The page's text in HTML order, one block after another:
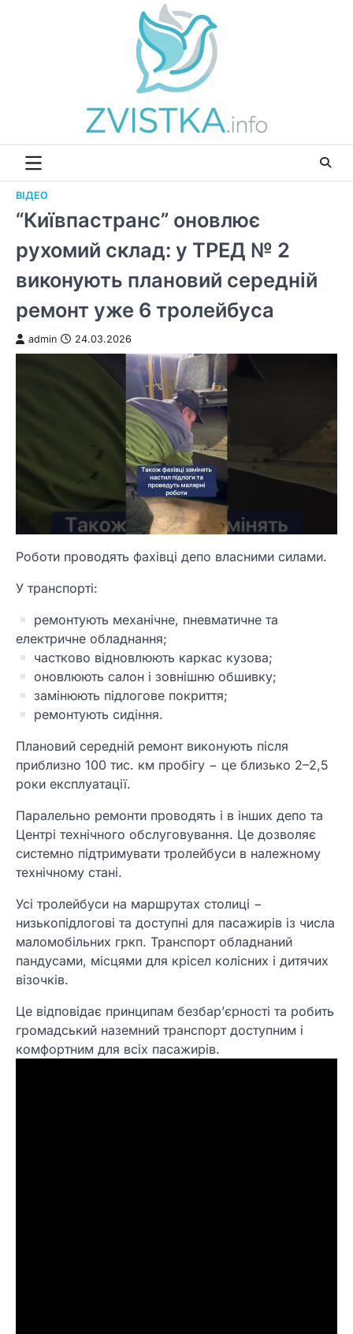
ВІДЕО
“Київпастранс” оновлює
рухомий склад: у ТРЕД № 2
виконують плановий середній
ремонт уже 6 тролейбуса
admin 24.03.2026
Роботи проводять фахівці депо власними силами.
У транспорті:
ремонтують механічне, пневматичне та
електричне обладнання;
частково відновлюють каркас кузова;
оновлюють салон і зовнішню обшивку;
замінюють підлогове покриття;
ремонтують сидіння.
Плановий середній ремонт виконують після
приблизно 100 тис. км пробігу − це близько 2–2,5
роки експлуатації.
Паралельно ремонти проводять і в інших депо та
Центрі технічного обслуговування. Це дозволяє
системно підтримувати тролейбуси в належному
технічному стані.
Усі тролейбуси на маршрутах столиці −
низькопідлогові та доступні для пасажирів із числа
маломобільних гркп. Транспорт обладнаний
пандусами, місцями для крісел колісних і дитячих
візочків.
Це відповідає принципам безбар’єрності та робить
громадський наземний транспорт доступним і
комфортним для всіх пасажирів.